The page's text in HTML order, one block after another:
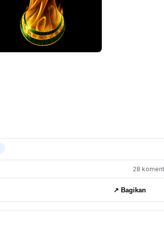
28
↗️ Bagikan